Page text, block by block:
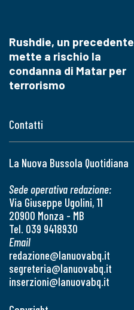
Contatti
La Nuova Bussola Quotidiana
Sede operativa redazione:
Via Giuseppe Ugolini, 11
20900 Monza - MB
Tel. 039 9418930
Email
redazione@lanuovabq.it
segreteria@lanuovabq.it
inserzioni@lanuovabq.it
Rushdie, un precedente
mette a rischio la
condanna di Matar per
terrorismo